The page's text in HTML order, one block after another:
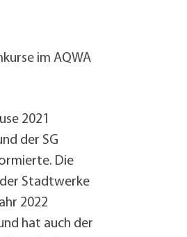
im AQWA
2021
der SG
Die
Stadtwerke
2022
hat auch der